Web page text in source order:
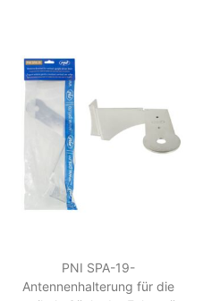
PNI SPA-19-
Antennenhalterung für die